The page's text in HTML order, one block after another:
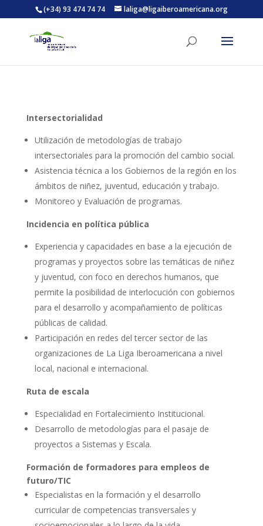
(+34) 93 474 74 74 laliga@ligaiberoamericana.org
Intersectorialidad
Utilización de metodologías de trabajo
intersectoriales para la promoción del cambio social.
Asistencia técnica a los Gobiernos de la región en los
ámbitos de niñez, juventud, educación y trabajo.
Monitoreo y Evaluación de programas.
Incidencia en política pública
Experiencia y capacidades en base a la ejecución de
programas y proyectos sobre las temáticas de niñez
y juventud, con foco en derechos humanos, que
permite la posibilidad de interlocución con gobiernos
para el desarrollo y acompañamiento de políticas
públicas de calidad.
Participación en redes del tercer sector de las
organizaciones de La Liga Iberoamericana a nivel
local, nacional e internacional.
Ruta de escala
Especialidad en Fortalecimiento Institucional.
Desarrollo de metodologías para el pasaje de
proyectos a Sistemas y Escala.
Formación de formadores para empleos de
futuro/TIC
Especialistas en la formación y el desarrollo
curricular de competencias transversales y
ACTIVITATS D'ESTIU
ALBERG CENTRE ESPLAI
FORMACIÓ
ACCIÓ SOCIAL I JOVES
ESPLAIS
SUPORT TERCER SECTOR
CONEIX FUNDESPLAI